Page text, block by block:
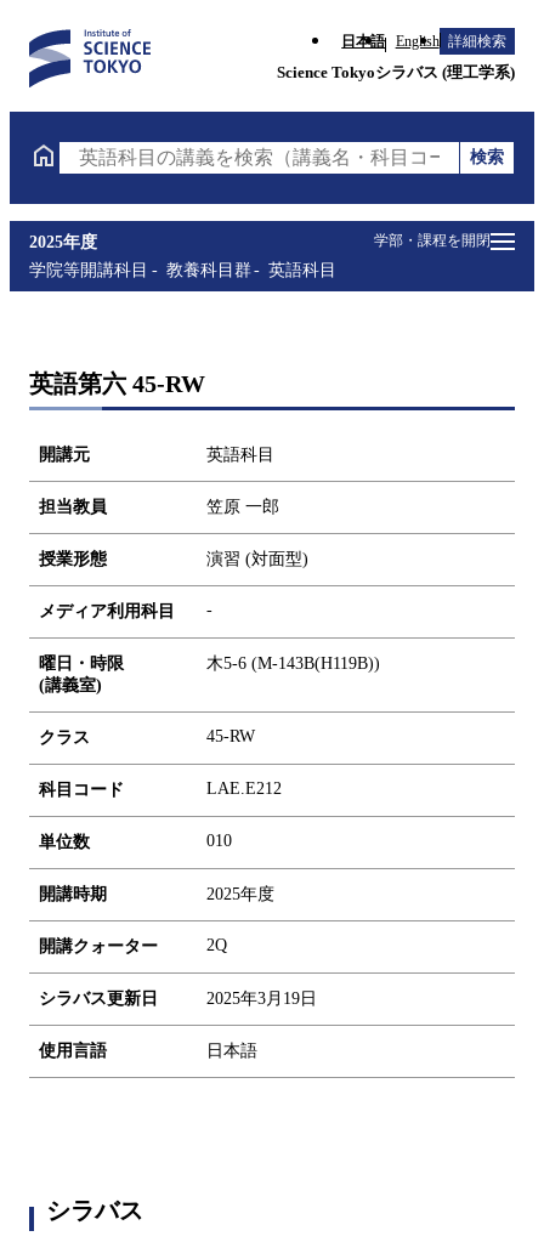
日本語 English 詳細検索
Science Tokyoシラバス (理工学系)
英語科目の講義を検索（講義名・科目コード・担当教
検索
学部・課程を開閉
2025年度
学院等開講科目
教養科目群 英語科目
英語第六 45-RW
開講元 英語科目
担当教員 笠原 一郎
授業形態 演習 (対面型)
メディア利用科目 -
曜日・時限
(講義室)
木5-6 (M-143B(H119B))
クラス 45-RW
科目コード LAE.E212
単位数 010
開講時期 2025年度
開講クォーター 2Q
シラバス更新日 2025年3月19日
使用言語 日本語
シラバス